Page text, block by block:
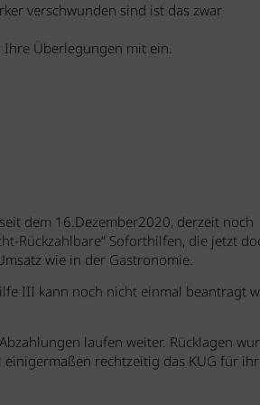
verschwunden sind ist das zwar
Ihre Überlegungen mit ein.
dem 16.Dezember2020, derzeit noch
Rückzahlbare“ Soforthilfen, die jetzt
wie in der Gastronomie.
III kann noch nicht einmal beantragt
laufen weiter. Rücklagen
rechtzeitig das KUG für